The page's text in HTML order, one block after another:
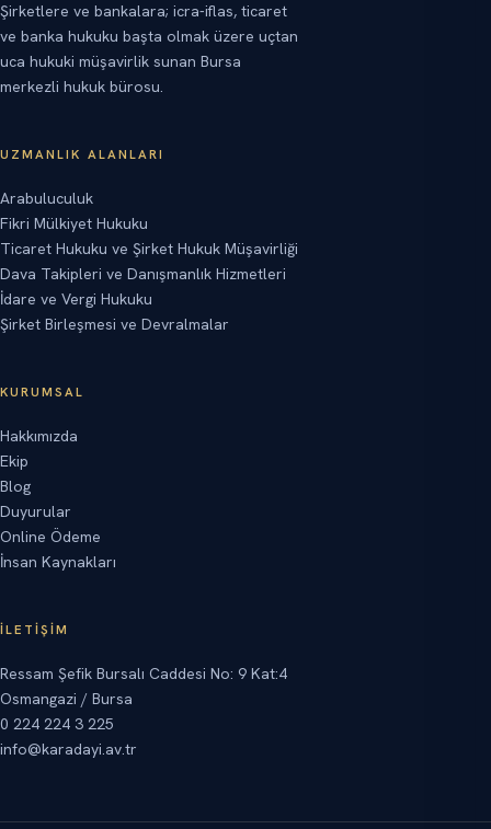
Şirketlere ve bankalara; icra-iflas, ticaret
ve banka hukuku başta olmak üzere uçtan
uca hukuki müşavirlik sunan Bursa
merkezli hukuk bürosu.
UZMANLIK ALANLARI
Arabuluculuk
Fikri Mülkiyet Hukuku
Ticaret Hukuku ve Şirket Hukuk Müşavirliği
Dava Takipleri ve Danışmanlık Hizmetleri
İdare ve Vergi Hukuku
Şirket Birleşmesi ve Devralmalar
KURUMSAL
Hakkımızda
Ekip
Blog
Duyurular
Online Ödeme
İnsan Kaynakları
İLETIŞIM
Ressam Şefik Bursalı Caddesi No: 9 Kat:4
Osmangazi / Bursa
0 224 224 3 225
info@karadayi.av.tr